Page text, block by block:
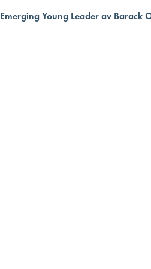
Emerging Young Leader av Barack